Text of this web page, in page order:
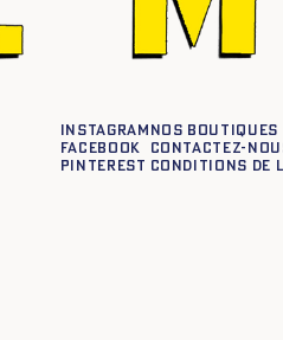
Instagram
Facebook
Pinterest
Nos boutiques
Contactez-
Conditions de